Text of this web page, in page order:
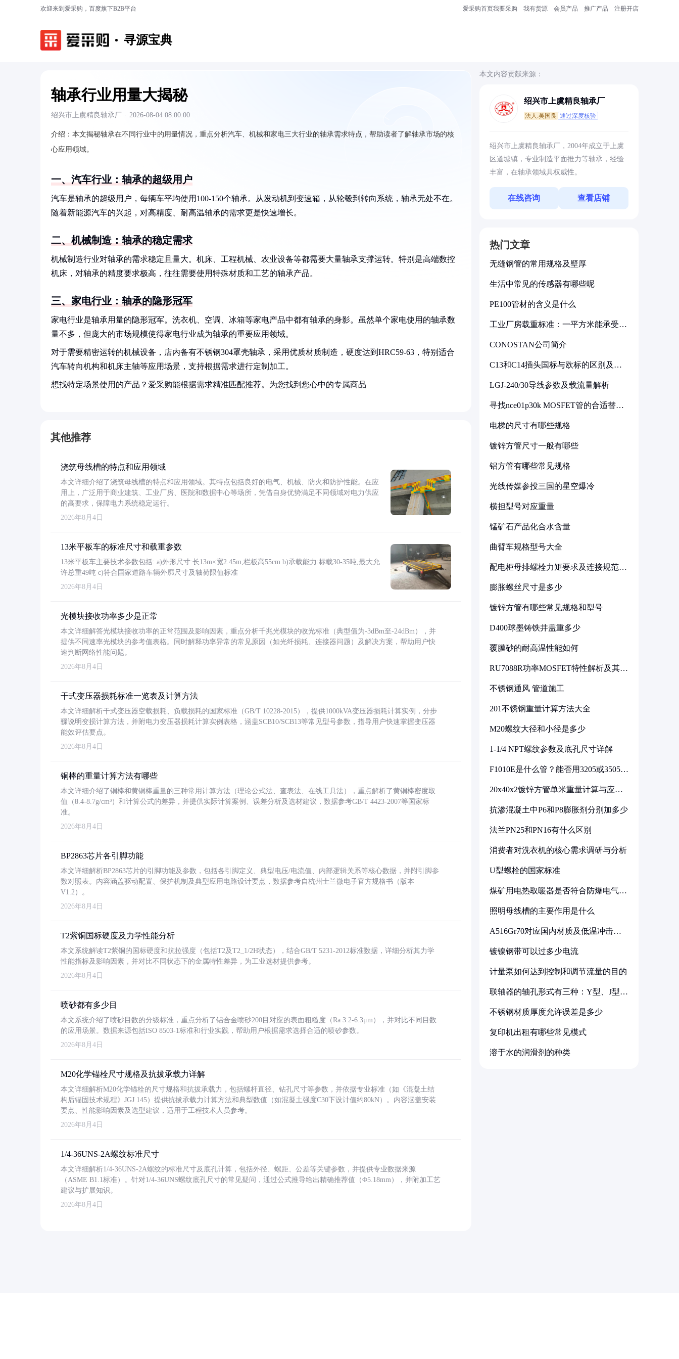
欢迎来到爱采购，百度旗下B2B平台 爱采购首页我要采购 我有货源 会员产品 推广产品 注册开店
寻源宝典
轴承行业用量大揭秘
绍兴市上虞精良轴承厂 · 2026-08-04 08:00:00
介绍： 本文揭秘轴承在不同行业中的用量情况，重点分析汽车、机械和家电三大行业的轴承需求特点，帮助读者了解轴承市场的核
心应用领域。
一、汽车行业：轴承的超级用户
汽车是轴承的超级用户，每辆车平均使用100-150个轴承。从发动机到变速箱，从轮毂到转向系统，轴承无处不在。
随着新能源汽车的兴起，对高精度、耐高温轴承的需求更是快速增长。
二、机械制造：轴承的稳定需求
机械制造行业对轴承的需求稳定且量大。机床、工程机械、农业设备等都需要大量轴承支撑运转。特别是高端数控
机床，对轴承的精度要求极高，往往需要使用特殊材质和工艺的轴承产品。
三、家电行业：轴承的隐形冠军
家电行业是轴承用量的隐形冠军。洗衣机、空调、冰箱等家电产品中都有轴承的身影。虽然单个家电使用的轴承数
量不多，但庞大的市场规模使得家电行业成为轴承的重要应用领域。
对于需要精密运转的机械设备，店内备有不锈钢304罩壳轴承，采用优质材质制造，硬度达到HRC59-63，特别适合
汽车转向机构和机床主轴等应用场景，支持根据需求进行定制加工。
想找特定场景使用的产品？爱采购能根据需求精准匹配推荐。为您找到您心中的专属商品
其他推荐
浇筑母线槽的特点和应用领域
本文详细介绍了浇筑母线槽的特点和应用领域。其特点包括良好的电气、机械、防火和防护性能。在应
用上，广泛用于商业建筑、工业厂房、医院和数据中心等场所，凭借自身优势满足不同领域对电力供应
的高要求，保障电力系统稳定运行。
2026年8月4日
13米平板车的标准尺寸和载重参数
13米平板车主要技术参数包括: a)外形尺寸:长13m×宽2.45m,栏板高55cm b)承载能力:标载30-35吨,最大允
许总重49吨 c)符合国家道路车辆外廓尺寸及轴荷限值标准
2026年8月4日
光模块接收功率多少是正常
本文详细解答光模块接收功率的正常范围及影响因素，重点分析千兆光模块的收光标准（典型值为-3dBm至-24dBm），并
提供不同速率光模块的参考值表格。同时解释功率异常的常见原因（如光纤损耗、连接器问题）及解决方案，帮助用户快
速判断网络性能问题。
2026年8月4日
干式变压器损耗标准一览表及计算方法
本文详细解析干式变压器空载损耗、负载损耗的国家标准（GB/T 10228-2015），提供1000kVA变压器损耗计算实例，分步
骤说明变损计算方法，并附电力变压器损耗计算实例表格，涵盖SCB10/SCB13等常见型号参数，指导用户快速掌握变压器
能效评估要点。
2026年8月4日
铜棒的重量计算方法有哪些
本文详细介绍了铜棒和黄铜棒重量的三种常用计算方法（理论公式法、查表法、在线工具法），重点解析了黄铜棒密度取
值（8.4-8.7g/cm³）和计算公式的差异，并提供实际计算案例、误差分析及选材建议，数据参考GB/T 4423-2007等国家标
准。
2026年8月4日
BP2863芯片各引脚功能
本文详细解析BP2863芯片的引脚功能及参数，包括各引脚定义、典型电压/电流值、内部逻辑关系等核心数据，并附引脚参
数对照表。内容涵盖驱动配置、保护机制及典型应用电路设计要点，数据参考自杭州士兰微电子官方规格书（版本
V1.2）。
2026年8月4日
T2紫铜国标硬度及力学性能分析
本文系统解读T2紫铜的国标硬度和抗拉强度（包括T2及T2_1/2H状态），结合GB/T 5231-2012标准数据，详细分析其力学
性能指标及影响因素，并对比不同状态下的金属特性差异，为工业选材提供参考。
2026年8月4日
喷砂都有多少目
本文系统介绍了喷砂目数的分级标准，重点分析了铝合金喷砂200目对应的表面粗糙度（Ra 3.2-6.3μm），并对比不同目数
的应用场景。数据来源包括ISO 8503-1标准和行业实践，帮助用户根据需求选择合适的喷砂参数。
2026年8月4日
M20化学锚栓尺寸规格及抗拔承载力详解
本文详细解析M20化学锚栓的尺寸规格和抗拔承载力，包括螺杆直径、钻孔尺寸等参数，并依据专业标准（如《混凝土结
构后锚固技术规程》JGJ 145）提供抗拔承载力计算方法和典型数值（如混凝土强度C30下设计值约80kN）。内容涵盖安装
要点、性能影响因素及选型建议，适用于工程技术人员参考。
2026年8月4日
1/4-36UNS-2A螺纹标准尺寸
本文详细解析1/4-36UNS-2A螺纹的标准尺寸及底孔计算，包括外径、螺距、公差等关键参数，并提供专业数据来源
（ASME B1.1标准）。针对1/4-36UNS螺纹底孔尺寸的常见疑问，通过公式推导给出精确推荐值（Φ5.18mm），并附加工艺
建议与扩展知识。
2026年8月4日
本文内容贡献来源：
绍兴市上虞精良轴承厂
法人:吴国良 通过深度核验
绍兴市上虞精良轴承厂，2004年成立于上虞
区道墟镇，专业制造平面推力等轴承，经验
丰富，在轴承领域具权威性。
在线咨询 查看店铺
热门文章
无缝钢管的常用规格及壁厚
生活中常见的传感器有哪些呢
PE100管材的含义是什么
工业厂房载重标准：一平方米能承受多
CONOSTAN公司简介
C13和C14插头国标与欧标的区别及其
LGJ-240/30导线参数及载流量解析
寻找nce01p30k MOSFET管的合适替代
电梯的尺寸有哪些规格
镀锌方管尺寸一般有哪些
铝方管有哪些常见规格
光线传媒参投三国的星空爆冷
横担型号对应重量
锰矿石产品化合水含量
曲臂车规格型号大全
配电柜母排螺栓力矩要求及连接规范详
膨胀螺丝尺寸是多少
镀锌方管有哪些常见规格和型号
D400球墨铸铁井盖重多少
覆膜砂的耐高温性能如何
RU7088R功率MOSFET特性解析及其在
不锈钢通风 管道施工
201不锈钢重量计算方法大全
M20螺纹大径和小径是多少
1-1/4 NPT螺纹参数及底孔尺寸详解
F1010E是什么管？能否用3205或3505代
20x40x2镀锌方管单米重量计算与应用
抗渗混凝土中P6和P8膨胀剂分别加多少
法兰PN25和PN16有什么区别
消费者对洗衣机的核心需求调研与分析
U型螺栓的国家标准
煤矿用电热取暖器是否符合防爆电气设
照明母线槽的主要作用是什么
A516Gr70对应国内材质及低温冲击要
镀镍钢带可以过多少电流
计量泵如何达到控制和调节流量的目的
联轴器的轴孔形式有三种：Y型、J型、
不锈钢材质厚度允许误差是多少
复印机出租有哪些常见模式
溶于水的润滑剂的种类